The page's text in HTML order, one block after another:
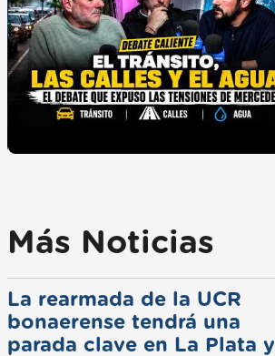
Más Noticias
La rearmada de la UCR
bonaerense tendrá una
parada clave en La Plata y